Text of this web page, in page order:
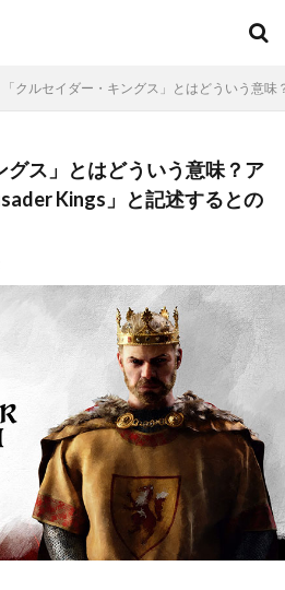
「クルセイダー・キングス」とはどういう意
グス」とはどういう意味？ア
Kings」と記述するとの